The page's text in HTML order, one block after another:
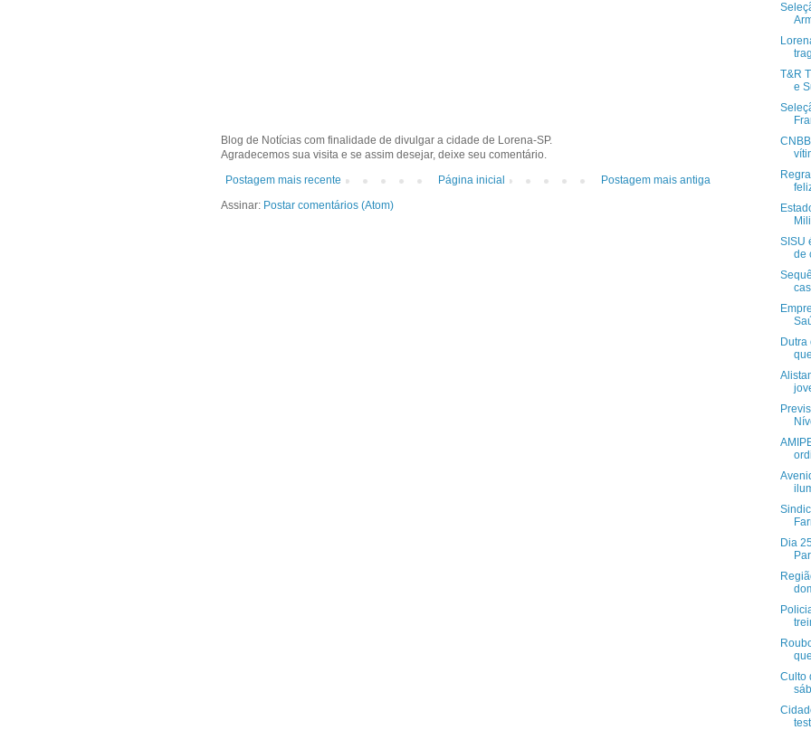
Blog de Notícias com finalidade de divulgar a cidade de Lorena-SP.
Agradecemos sua visita e se assim desejar, deixe seu comentário.
Postagem mais recente
Postagem mais antiga
Página inicial
Assinar: Postar comentários (Atom)
T&R
e
SISU
de
Dutra
Dia
Culto